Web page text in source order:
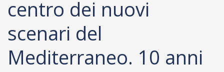
centro dei nuovi
scenari del
Mediterraneo. 10 anni